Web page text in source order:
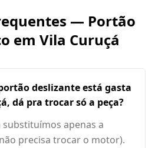
— Portão
em Vila Curuçá
deslizante está gasta
dá pra trocar só a peça?
substituímos apenas a
precisa trocar o motor).